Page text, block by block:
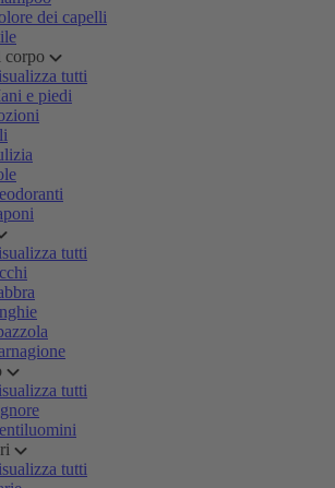
dei capelli
corpo
tutti
e piedi
tutti
tutti
tutti